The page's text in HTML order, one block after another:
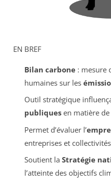
EN BREF
Bilan carbone: mesure
humaines sur les
Outil stratégique
publiquesen matière de
Permet d’évaluer l’
entreprises et
Soutient la Stratégie
l’atteinte des objectifs